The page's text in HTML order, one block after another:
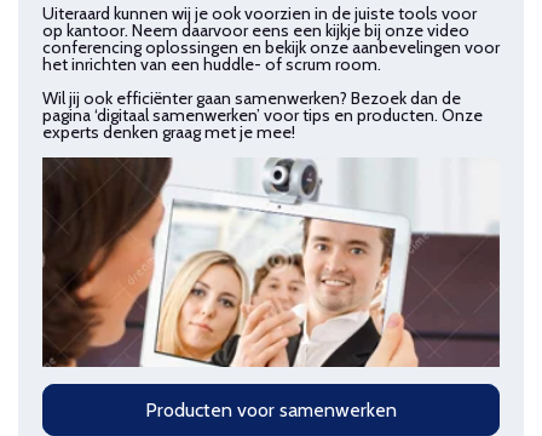
Uiteraard kunnen wij je ook voorzien in de juiste tools voor
op kantoor. Neem daarvoor eens een kijkje bij onze video
conferencing oplossingen en bekijk onze aanbevelingen voor
het inrichten van een huddle- of scrum room.
Wil jij ook efficiënter gaan samenwerken? Bezoek dan de
pagina ‘digitaal samenwerken’ voor tips en producten. Onze
experts denken graag met je mee!
Producten voor samenwerken